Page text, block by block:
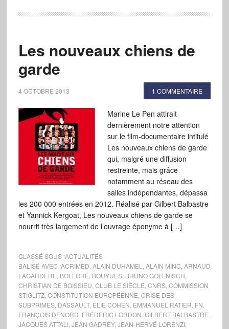
Les nouveaux chiens de
garde
4 OCTOBRE 2013 1 COMMENTAIRE
Marine Le Pen attirait
dernièrement notre attention
sur le film-documentaire intitulé
Les nouveaux chiens de garde
qui, malgré une diffusion
restreinte, mais grâce
notamment au réseau des
salles indépendantes, dépassa
les 200 000 entrées en 2012. Réalisé par Gilbert Balbastre
et Yannick Kergoat, Les nouveaux chiens de garde se
nourrit très largement de l’ouvrage éponyme à […]
CLASSÉ SOUS :ACTUALITÉS
BALISÉ AVEC :ACRIMED ALAIN DUHAMEL ALAIN MINC ARNAUD
LAGARDÈRE BOLLORÉ BOUYUES, BRUNO GOLLNISCH
CHRISTIAN DE BOISSIEU CLUB LE SIÈCLE CNRS, COMMISSION
STIGLITZ, CONSTITUTION EUROPÉENNE CRISE DES
SUBPRIMES, DASSAULT, ELIE COHEN EMMANUEL RATIER FN
FRANÇOIS DENORD FRÉDERIC LORDON GILBERT BALBASTRE
JACQUES ATTALI, JEAN GADREY, JEAN-HERVÉ LORENZI,